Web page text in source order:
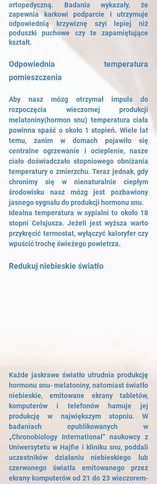
ortopedyczną. Badania wykazały, że
zapewnia karkowi podparcie i utrzymuje
odpowiednią krzywiznę szyi lepiej niż
poduszki puchowe czy te zapamiętujące
kształt.
Odpowiednia temperatura
pomieszczenia
Aby nasz mózg otrzymał impuls do
rozpoczęcia wieczornej produkcji
melatoniny(hormon snu) temperatura ciała
powinna spaść o około 1 stopień. Wiele lat
temu, zanim w domach pojawiło się
centralne ogrzewanie i ocieplenie, nasze
ciało doświadczało stopniowego obniżania
temperatury o zmierzchu. Teraz jednak, gdy
chronimy się w nienaturalnie ciepłym
środowisku nasz mózg jest pozbawiony
jasnego sygnału do produkcji hormonu snu.
Idealna temperatura w sypialni to około 18
stopni Celsjusza. Jeżeli jest wyższa warto
przykręcić termostat, wyłączyć kaloryfer czy
wpuścić trochę świeżego powietrza.
Redukuj niebieskie światło
Każde jaskrawe światło utrudnia produkcję
hormonu snu- melatoniny, natomiast światło
niebieskie, emitowane ekrany tabletów,
komputerów i telefonów hamuje jej
produkcję w największym stopniu. W
badaniach opublikowanych w
„Chronobiology International” naukowcy z
Uniwersytetu w Hajfie i kliniku snu, poddali
uczestników działaniu niebieskiego lub
czerwonego światła emitowanego przez
ekrany komputerów od 21 do 23 wieczorem-